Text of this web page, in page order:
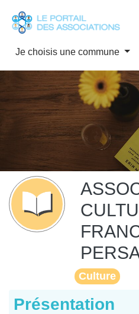
Je choisis une commune
Culture
Présentation